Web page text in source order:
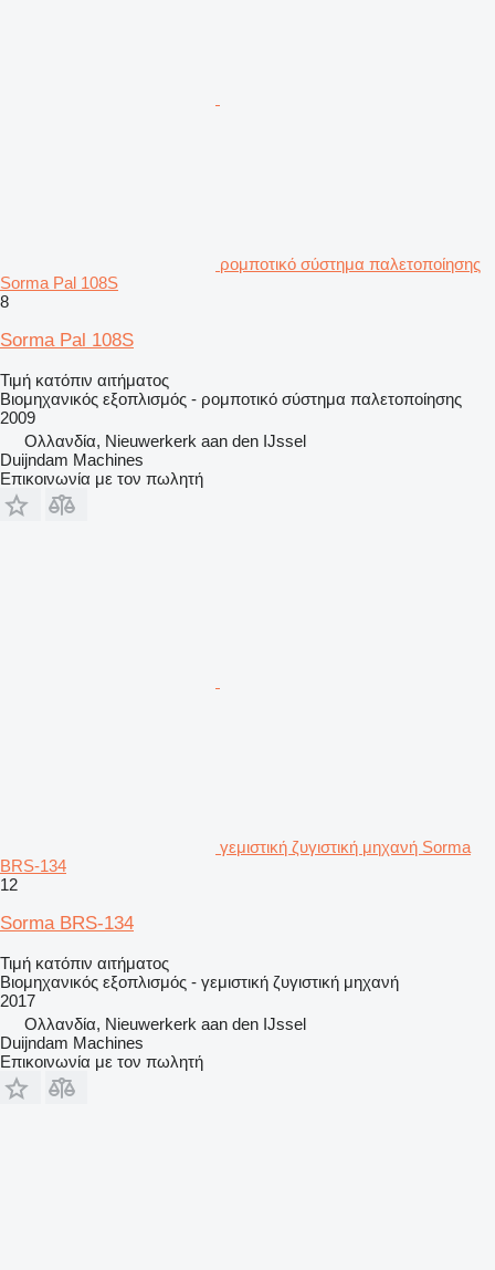
ρομποτικό σύστημα παλετοποίησης
Sorma Pal 108S
8
Sorma Pal 108S
Τιμή κατόπιν αιτήματος
Βιομηχανικός εξοπλισμός - ρομποτικό σύστημα παλετοποίησης
2009
Ολλανδία, Nieuwerkerk aan den IJssel
Duijndam Machines
Επικοινωνία με τον πωλητή
γεμιστική ζυγιστική μηχανή Sorma
BRS-134
12
Sorma BRS-134
Τιμή κατόπιν αιτήματος
Βιομηχανικός εξοπλισμός - γεμιστική ζυγιστική μηχανή
2017
Ολλανδία, Nieuwerkerk aan den IJssel
Duijndam Machines
Επικοινωνία με τον πωλητή